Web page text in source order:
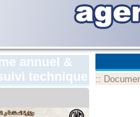
annuel &
technique
::